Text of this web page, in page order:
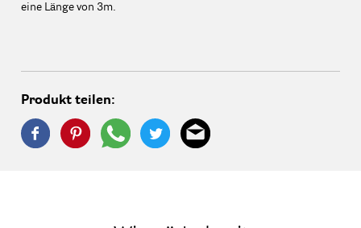
eine Länge von 3m.
Produkt teilen: